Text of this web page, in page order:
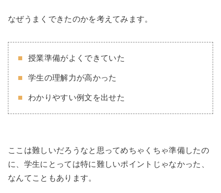
なぜうまくできたのかを考えてみます。
授業準備がよくできていた
学生の理解力が高かった
わかりやすい例文を出せた
ここは難しいだろうなと思ってめちゃくちゃ準備したの
に、学生にとっては特に難しいポイントじゃなかった、
なんてこともあります。